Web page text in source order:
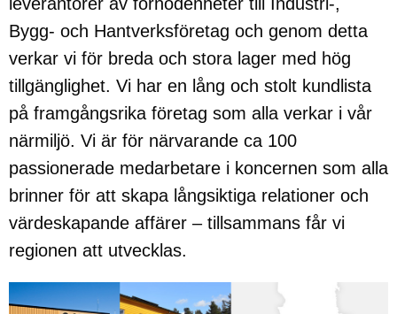
Bygg- och Hantverksföretag och genom detta
verkar vi för breda och stora lager med hög
tillgänglighet. Vi har en lång och stolt kundlista
på framgångsrika företag som alla verkar i vår
närmiljö. Vi är för närvarande ca 100
passionerade medarbetare i koncernen som alla
brinner för att skapa långsiktiga relationer och
värdeskapande affärer – tillsammans får vi
regionen att utvecklas.